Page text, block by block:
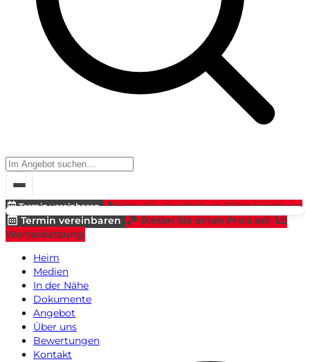
Termin vereinbaren Bieten Sie einen Preis an! Wertschätzung
Termin vereinbaren
Bieten Sie einen Preis an!
Wertschätzung
Heim
Medien
In der Nähe
Dokumente
Angebot
Über uns
Bewertungen
Kontakt